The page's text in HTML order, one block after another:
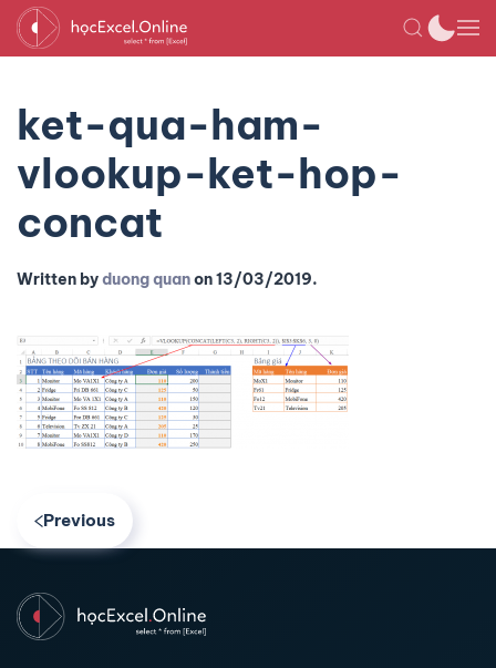
ket-qua-ham-
vlookup-ket-hop-
concat
Written byduong quanon13/03/2019.
Previous